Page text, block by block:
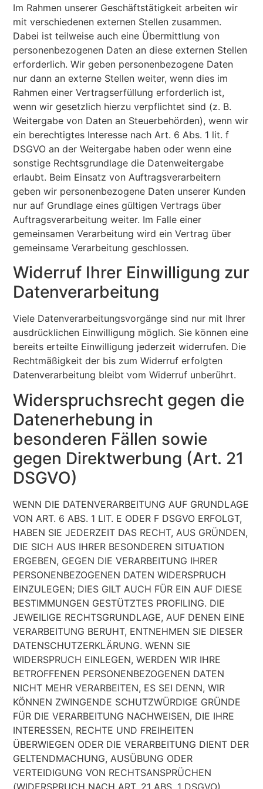
Im Rahmen unserer Geschäftstätigkeit arbeiten wir
mit verschiedenen externen Stellen zusammen.
Dabei ist teilweise auch eine Übermittlung von
personenbezogenen Daten an diese externen Stellen
erforderlich. Wir geben personenbezogene Daten
nur dann an externe Stellen weiter, wenn dies im
Rahmen einer Vertragserfüllung erforderlich ist,
wenn wir gesetzlich hierzu verpflichtet sind (z. B.
Weitergabe von Daten an Steuerbehörden), wenn wir
ein berechtigtes Interesse nach Art. 6 Abs. 1 lit. f
DSGVO an der Weitergabe haben oder wenn eine
sonstige Rechtsgrundlage die Datenweitergabe
erlaubt. Beim Einsatz von Auftragsverarbeitern
geben wir personenbezogene Daten unserer Kunden
nur auf Grundlage eines gültigen Vertrags über
Auftragsverarbeitung weiter. Im Falle einer
gemeinsamen Verarbeitung wird ein Vertrag über
gemeinsame Verarbeitung geschlossen.
Widerruf Ihrer Einwilligung zur
Datenverarbeitung
Viele Datenverarbeitungsvorgänge sind nur mit Ihrer
ausdrücklichen Einwilligung möglich. Sie können eine
bereits erteilte Einwilligung jederzeit widerrufen. Die
Rechtmäßigkeit der bis zum Widerruf erfolgten
Datenverarbeitung bleibt vom Widerruf unberührt.
Widerspruchsrecht gegen die
Datenerhebung in
besonderen Fällen sowie
gegen Direktwerbung (Art. 21
DSGVO)
WENN DIE DATENVERARBEITUNG AUF GRUNDLAGE
VON ART. 6 ABS. 1 LIT. E ODER F DSGVO ERFOLGT,
HABEN SIE JEDERZEIT DAS RECHT, AUS GRÜNDEN,
DIE SICH AUS IHRER BESONDEREN SITUATION
ERGEBEN, GEGEN DIE VERARBEITUNG IHRER
PERSONENBEZOGENEN DATEN WIDERSPRUCH
EINZULEGEN; DIES GILT AUCH FÜR EIN AUF DIESE
BESTIMMUNGEN GESTÜTZTES PROFILING. DIE
JEWEILIGE RECHTSGRUNDLAGE, AUF DENEN EINE
VERARBEITUNG BERUHT, ENTNEHMEN SIE DIESER
DATENSCHUTZERKLÄRUNG. WENN SIE
WIDERSPRUCH EINLEGEN, WERDEN WIR IHRE
BETROFFENEN PERSONENBEZOGENEN DATEN
NICHT MEHR VERARBEITEN, ES SEI DENN, WIR
KÖNNEN ZWINGENDE SCHUTZWÜRDIGE GRÜNDE
FÜR DIE VERARBEITUNG NACHWEISEN, DIE IHRE
INTERESSEN, RECHTE UND FREIHEITEN
ÜBERWIEGEN ODER DIE VERARBEITUNG DIENT DER
GELTENDMACHUNG, AUSÜBUNG ODER
VERTEIDIGUNG VON RECHTSANSPRÜCHEN
(WIDERSPRUCH NACH ART. 21 ABS. 1 DSGVO).